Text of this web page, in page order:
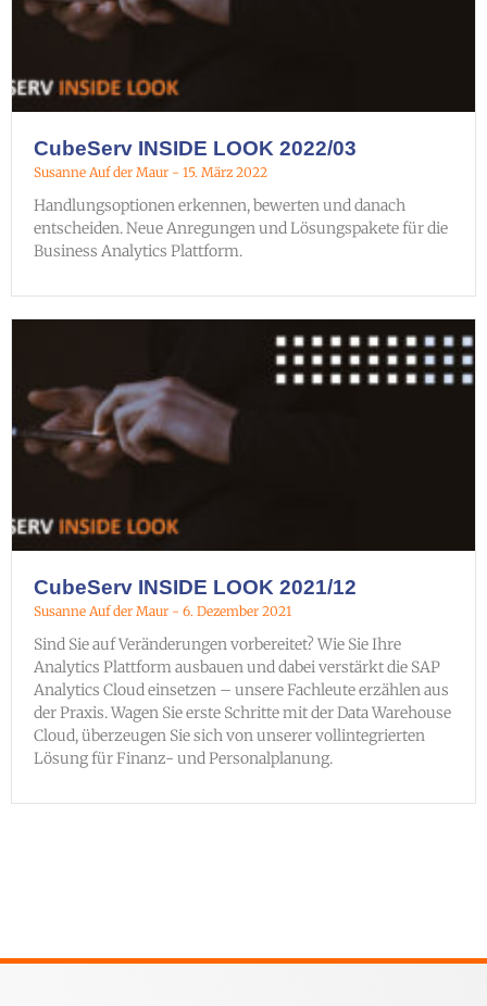
CubeServ INSIDE LOOK 2022/03
Susanne Auf der Maur 15. März 2022
Handlungsoptionen erkennen, bewerten und danach
entscheiden. Neue Anregungen und Lösungspakete für die
Business Analytics Plattform.
CubeServ INSIDE LOOK 2021/12
Susanne Auf der Maur 6. Dezember 2021
Sind Sie auf Veränderungen vorbereitet? Wie Sie Ihre
Analytics Plattform ausbauen und dabei verstärkt die SAP
Analytics Cloud einsetzen – unsere Fachleute erzählen aus
der Praxis. Wagen Sie erste Schritte mit der Data Warehouse
Cloud, überzeugen Sie sich von unserer vollintegrierten
Lösung für Finanz- und Personalplanung.